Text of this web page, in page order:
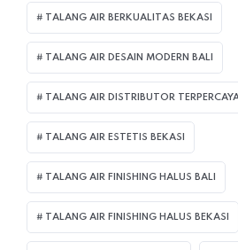
TALANG AIR BERKUALITAS BEKASI
TALANG AIR DESAIN MODERN BALI
TALANG AIR DISTRIBUTOR
TALANG AIR ESTETIS BEKASI
TALANG AIR FINISHING HALUS BALI
TALANG AIR FINISHING HALUS BEKASI